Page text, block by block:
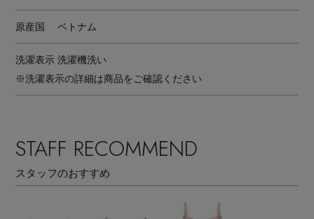
原産国 ベトナム
洗濯表示 洗濯機洗い
※洗濯表示の詳細は商品をご確認ください
STAFF RECOMMEND
スタッフのおすすめ